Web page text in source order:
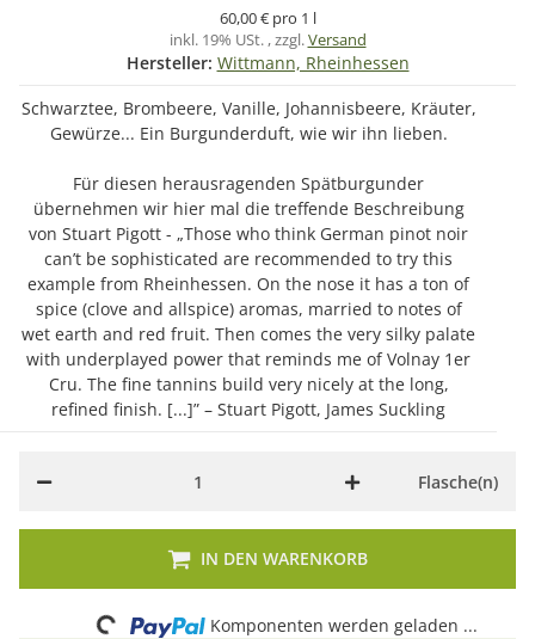
60,00 € pro 1 l
inkl. 19% USt. , zzgl.Versand
Hersteller: Wittmann, Rheinhessen
Schwarztee, Brombeere, Vanille, Johannisbeere, Kräuter,
Gewürze... Ein Burgunderduft, wie wir ihn lieben.
Für diesen herausragenden Spätburgunder
übernehmen wir hier mal die treffende Beschreibung
von Stuart Pigott - „Those who think German pinot noir
can’t be sophisticated are recommended to try this
example from Rheinhessen. On the nose it has a ton of
spice (clove and allspice) aromas, married to notes of
wet earth and red fruit. Then comes the very silky palate
with underplayed power that reminds me of Volnay 1er
Cru. The fine tannins build very nicely at the long,
refined finish. [...]” – Stuart Pigott, James Suckling
Flasche(n)
IN DEN WARENKORB
Loading... Komponenten werden geladen ...